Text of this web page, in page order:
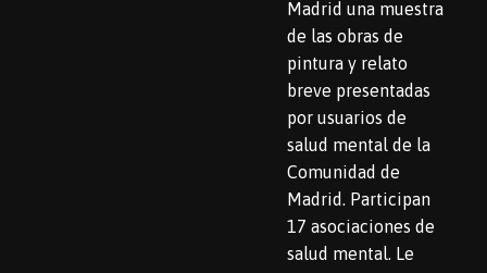
Madrid una muestra
de las obras de
pintura y relato
breve presentadas
por usuarios de
salud mental de la
Comunidad de
Madrid. Participan
17 asociaciones de
salud mental. Le